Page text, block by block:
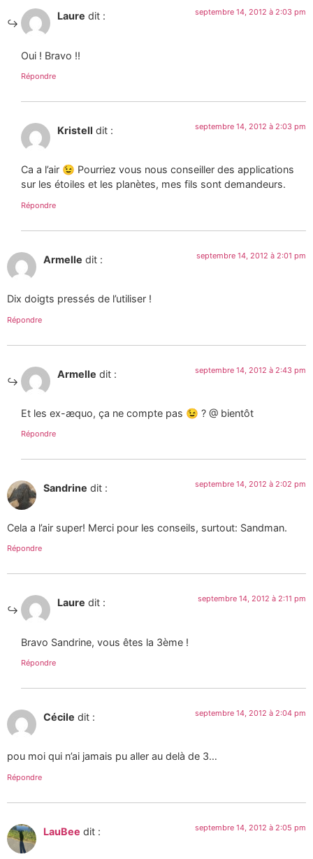
Laure dit : septembre 14, 2012 à 2:03 pm
Oui ! Bravo !!
Répondre
Kristell dit : septembre 14, 2012 à 2:03 pm
Ca a l’air 😉 Pourriez vous nous conseiller des applications
sur les étoiles et les planètes, mes fils sont demandeurs.
Répondre
Armelle dit : septembre 14, 2012 à 2:01 pm
Dix doigts pressés de l’utiliser !
Répondre
Armelle dit : septembre 14, 2012 à 2:43 pm
Et les ex-æquo, ça ne compte pas 😉 ? @ bientôt
Répondre
Sandrine dit : septembre 14, 2012 à 2:02 pm
Cela a l’air super! Merci pour les conseils, surtout: Sandman.
Répondre
Laure dit : septembre 14, 2012 à 2:11 pm
Bravo Sandrine, vous êtes la 3ème !
Répondre
Cécile dit : septembre 14, 2012 à 2:04 pm
pou moi qui n’ai jamais pu aller au delà de 3…
Répondre
LauBee dit : septembre 14, 2012 à 2:05 pm